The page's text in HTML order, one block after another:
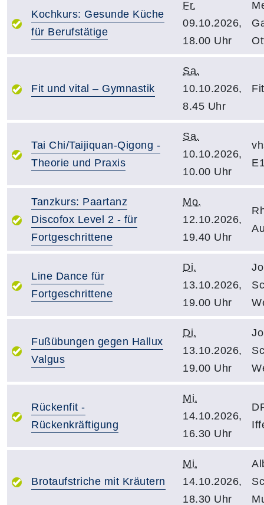
Kochkurs: Gesunde Küche
für Berufstätige
Fr.
09.10.2026,
18.00 Uhr
Fit und vital – Gymnastik
Sa.
10.10.2026,
8.45 Uhr
Tai Chi/Taijiquan-Qigong -
Theorie und Praxis
Sa.
10.10.2026,
10.00 Uhr
Tanzkurs: Paartanz
Discofox Level 2 - für
Fortgeschrittene
Mo.
12.10.2026,
19.40 Uhr
Line Dance für
Fortgeschrittene
Di.
13.10.2026,
19.00 Uhr
Fußübungen gegen Hallux
Valgus
Di.
13.10.2026,
19.00 Uhr
Rückenfit -
Rückenkräftigung
Mi.
14.10.2026,
16.30 Uhr
Brotaufstriche mit Kräutern
Mi.
14.10.2026,
18.30 Uhr